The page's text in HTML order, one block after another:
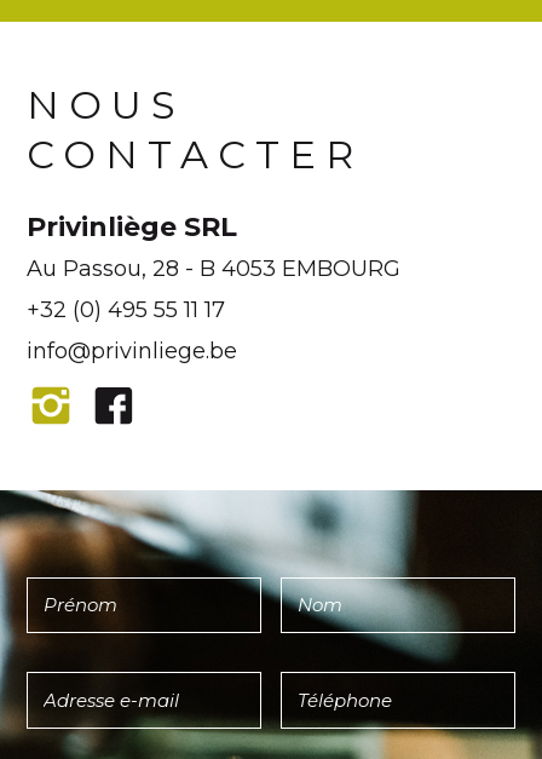
NOUS
CONTACTER
Privinliège SRL
Au Passou, 28 - B 4053 EMBOURG
+32 (0) 495 55 11 17
info@privinliege.be